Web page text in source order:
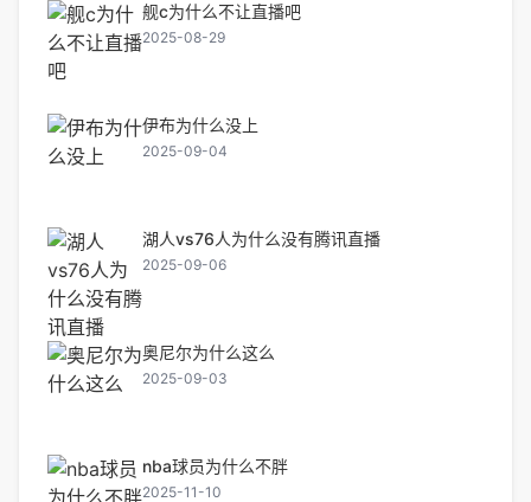
舰c为什么不让直播吧
2025-08-29
伊布为什么没上
2025-09-04
湖人vs76人为什么没有腾讯直播
2025-09-06
奥尼尔为什么这么
2025-09-03
nba球员为什么不胖
2025-11-10